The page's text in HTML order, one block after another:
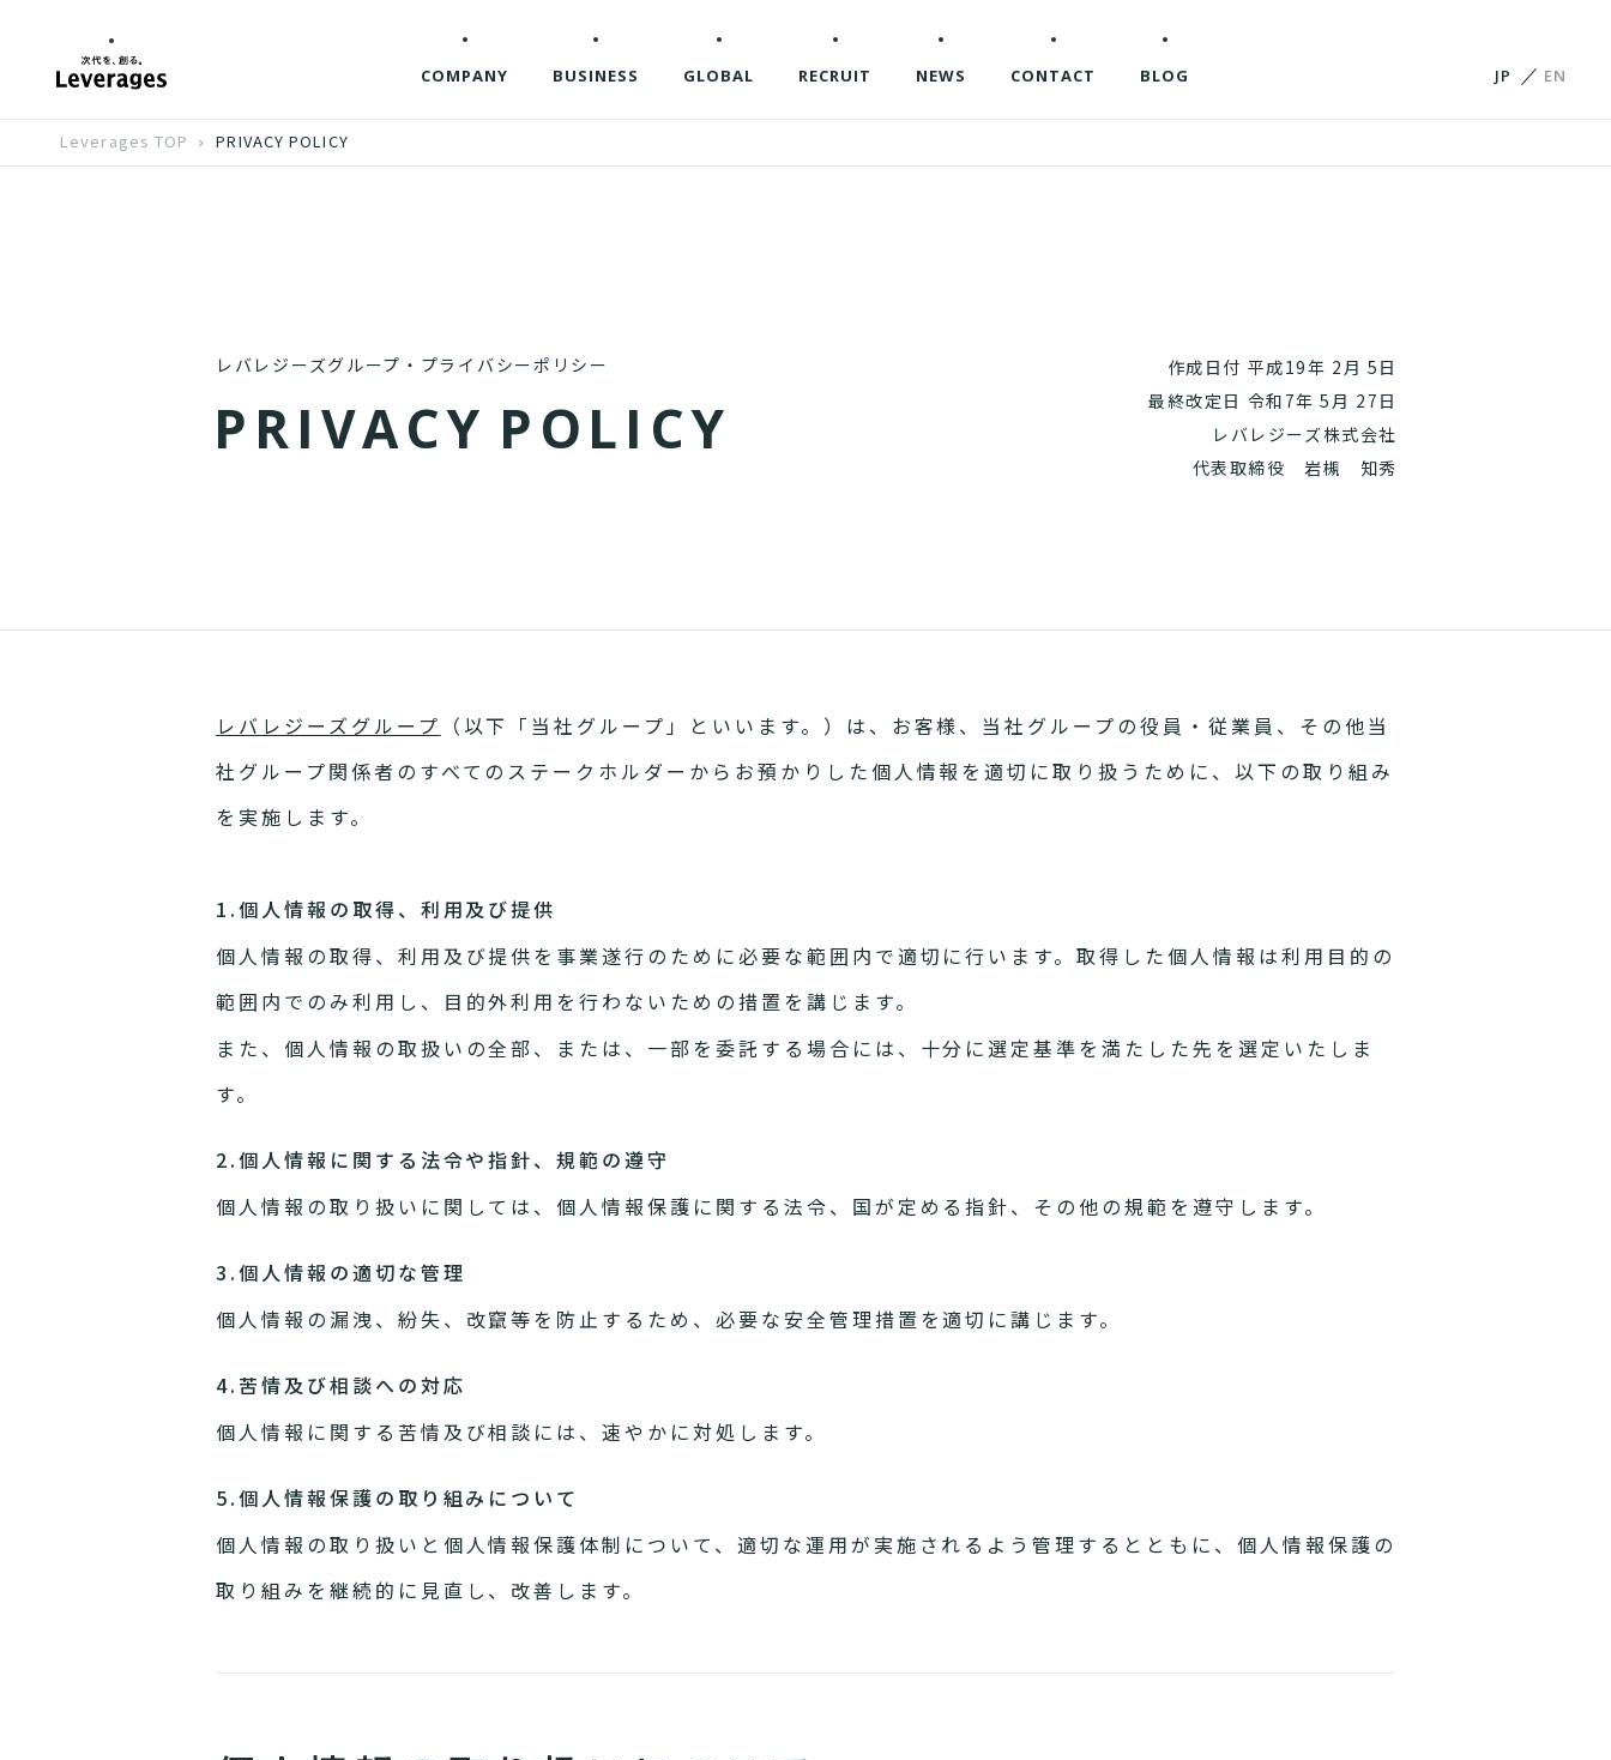
COMPANY BUSINESS GLOBAL RECRUIT NEWS CONTACT BLOG JP EN
Leverages TOP PRIVACY POLICY
レバレジーズグループ・プライバシーポリシー
P RIVACY POLI CY
作成日付 平成19年 2月 5日
最終改定日 令和7年 5月 27日
レバレジーズ株式会社
代表取締役 岩槻 知秀
レバレジーズグループ （以下「当社グループ」といいます。）は、お客様、当社グループの役員・従業員、その他当
社グループ関係者のすべてのステークホルダーからお預かりした個人情報を適切に取り扱うために、以下の取り組み
を実施します。
1.個人情報の取得、利用及び提供
個人情報の取得、利用及び提供を事業遂行のために必要な範囲内で適切に行います。取得した個人情報は利用目的の
範囲内でのみ利用し、目的外利用を行わないための措置を講じます。
また、個人情報の取扱いの全部、または、一部を委託する場合には、十分に選定基準を満たした先を選定いたしま
す。
2.個人情報に関する法令や指針、規範の遵守
個人情報の取り扱いに関しては、個人情報保護に関する法令、国が定める指針、その他の規範を遵守します。
3.個人情報の適切な管理
個人情報の漏洩、紛失、改竄等を防止するため、必要な安全管理措置を適切に講じます。
4.苦情及び相談への対応
個人情報に関する苦情及び相談には、速やかに対処します。
5.個人情報保護の取り組みについて
個人情報の取り扱いと個人情報保護体制について、適切な運用が実施されるよう管理するとともに、個人情報保護の
取り組みを継続的に見直し、改善します。